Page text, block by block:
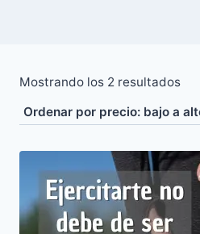
Mostrando los 2 resultados
por
alto